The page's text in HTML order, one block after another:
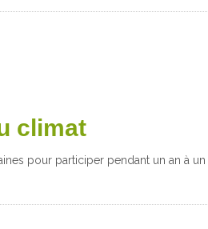
climat
pour participer pendant un an à un